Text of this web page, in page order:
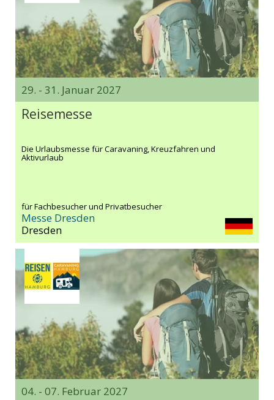
29. - 31. Januar 2027
Reisemesse
Die Urlaubsmesse für Caravaning, Kreuzfahren und
Aktivurlaub
für Fachbesucher und Privatbesucher
Messe Dresden
Dresden
04. - 07. Februar 2027